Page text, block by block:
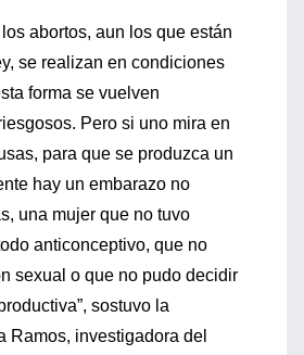
abortos, aun los que están
se realizan en condiciones
forma se vuelven
Pero si uno mira en
para que se produzca un
hay un embarazo no
una mujer que no tuvo
anticonceptivo, que no
sexual o que no pudo decidir
sostuvo la
Ramos, investigadora del